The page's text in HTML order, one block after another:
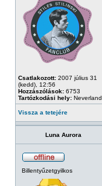
Csatlakozott: 2007 július 31
(kedd), 12:56
Hozzászólások: 6753
Tartózkodási hely: Neverland
Vissza a tetejére
Luna Aurora
Billentyűzetgyilkos